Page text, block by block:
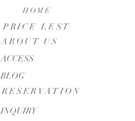
HOME
PRICE LEST
ABOUT US
​ACCESS
BLOG
RESERVATION
INQUIRY